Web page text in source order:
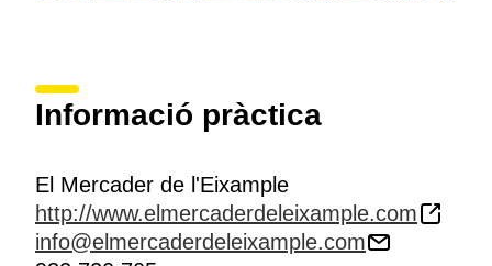
Informació pràctica
El Mercader de l'Eixample
http://www.elmercaderdeleixample.com
info@elmercaderdeleixample.com